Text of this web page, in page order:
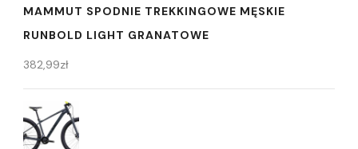
MAMMUT SPODNIE TREKKINGOWE MĘSKIE
RUNBOLD LIGHT GRANATOWE
382,99zł